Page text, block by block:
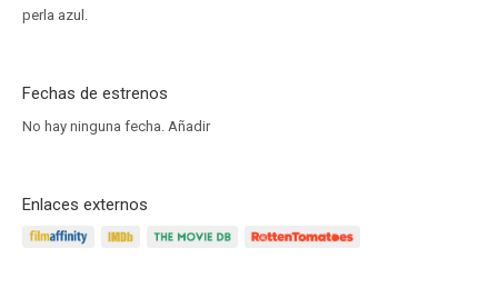
perla azul.
Fechas de estrenos
No hay ninguna fecha. Añadir
Enlaces externos